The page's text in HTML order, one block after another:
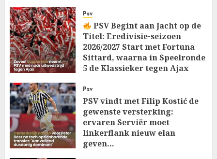
Psv
PSV Begint aan Jacht op de
Titel: Eredivisie-seizoen
2026/2027 Start met Fortuna
Sittard, waarna in Speelronde
5 de Klassieker tegen Ajax
AUGUST 8, 2026
Psv
PSV vindt met Filip Kostić de
gewenste versterking:
ervaren Serviër moet
linkerflank nieuw elan
geven…